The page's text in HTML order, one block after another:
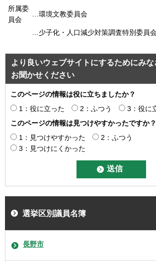
所属委
員会
…環境文教委員会
…少子化・人口減少対策調査特別委員
より良いウェブサイトにするためにみ
お聞かせください
このページの情報は役に立ちましたか？
1：役に立った
2：ふつう
3：役に
このページの情報は見つけやすかったですか？
1：見つけやすかった
2：ふつう
3：見つけにくかった
選挙区別議員名簿
長野市